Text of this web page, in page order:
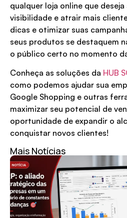
qualquer loja online que
visibilidade e atrair mais
dicas e otimizar suas
seus produtos se destaquem
o público certo no momento
Conheça as soluções da HUB
como podemos ajudar sua
Google Shopping e outras
maximizar seu potencial de
oportunidade de expandir o
conquistar novos clientes!
Mais Notícias